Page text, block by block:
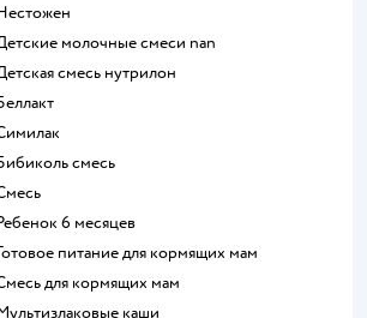
нестожен
Детские молочные смеси nan
детская смесь нутрилон
беллакт
симилак
бибиколь смесь
смесь
ребенок 6 месяцев
готовое питание для кормящих мам
смесь для кормящих мам
Мультизлаковые каши